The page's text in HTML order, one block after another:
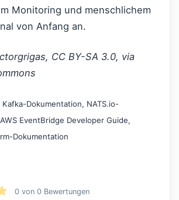
Monitoring und menschlichem
von Anfang an.
CC BY-SA 3.0, via
Dokumentation, NATS.io-
EventBridge Developer Guide,
Dokumentation
0 von0 Bewertungen